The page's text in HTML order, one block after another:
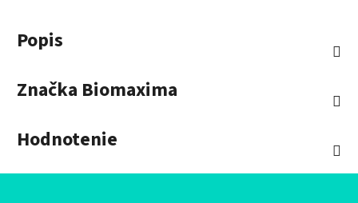
Popis
Značka Biomaxima
Hodnotenie